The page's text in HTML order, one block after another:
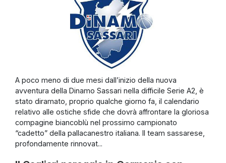
A poco meno di due mesi dall’inizio della nuova
avventura della Dinamo Sassari nella difficile Serie A2, è
stato diramato, proprio qualche giorno fa, il calendario
relativo alle ostiche sfide che dovrà affrontare la gloriosa
compagine biancoblù nel prossimo campionato
“cadetto” della pallacanestro italiana. Il team sassarese,
profondamente rinnovat...